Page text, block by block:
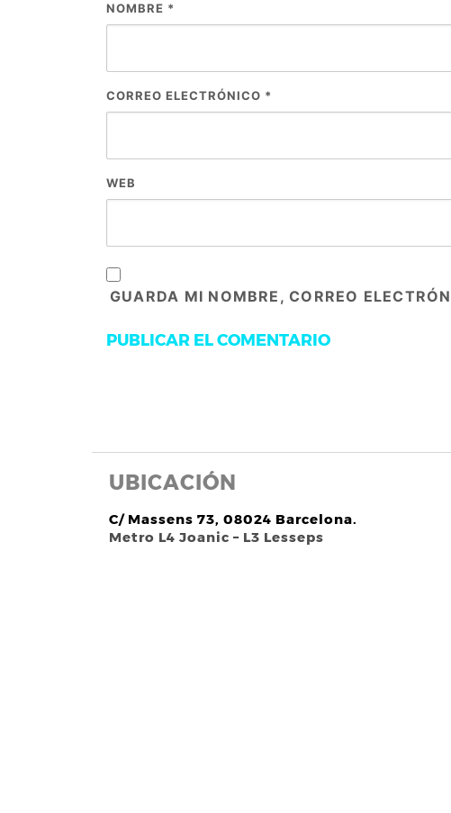
NOMBRE *
CORREO ELECTRÓNICO *
WEB
GUARDA MI NOMBRE, CORREO
UBICACIÓN
C/ Massens 73, 08024 Barcelona.
Metro L4 Joanic – L3 Lesseps